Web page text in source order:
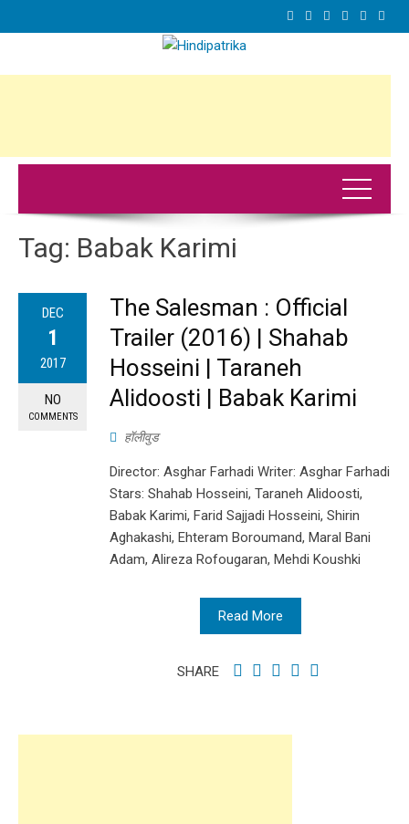
Tag: Babak Karimi
DEC
1
2017
NO
COMMENTS
The Salesman : Official
Trailer (2016) | Shahab
Hosseini | Taraneh
Alidoosti | Babak Karimi
हॉलीवुड
Director: Asghar Farhadi Writer: Asghar Farhadi
Stars: Shahab Hosseini, Taraneh Alidoosti,
Babak Karimi, Farid Sajjadi Hosseini, Shirin
Aghakashi, Ehteram Boroumand, Maral Bani
Adam, Alireza Rofougaran, Mehdi Koushki
Read More
SHARE